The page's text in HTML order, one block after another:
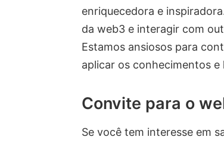
enriquecedora e
da web3 e interagir com
Estamos ansiosos para
aplicar os conhecimentos e
Convite para o
Se você tem interesse em